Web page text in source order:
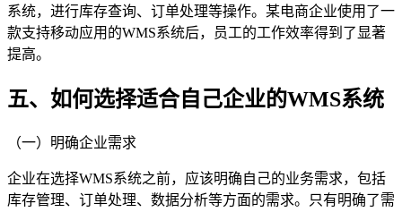
系统，进行库存查询、订单处理等操作。某电商企业使用了一
款支持移动应用的WMS系统后，员工的工作效率得到了显著
提高。
五、如何选择适合自己企业的WMS系统
（一）明确企业需求
企业在选择WMS系统之前，应该明确自己的业务需求，包括
库存管理、订单处理、数据分析等方面的需求。只有明确了需